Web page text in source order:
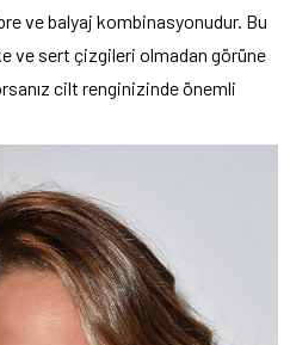
ve balyaj kombinasyonudur. Bu
ve sert çizgileri olmadan görüne
cilt renginizinde önemli